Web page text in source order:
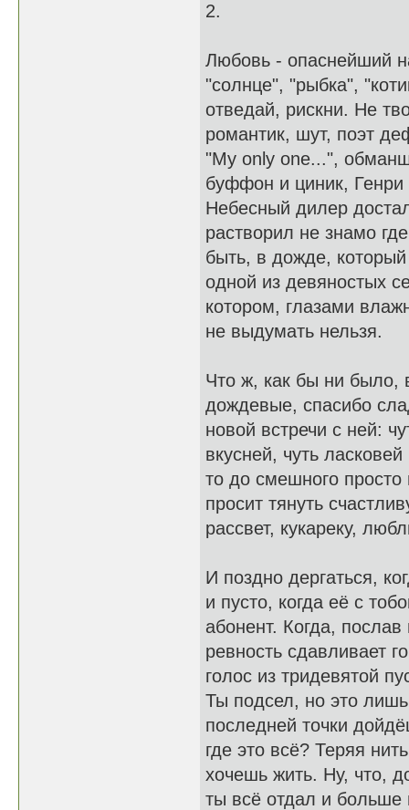
2.
Любовь - опаснейший
"солнце", "рыбка",
отведай, рискни. Не
романтик, шут, поэт
"My only one...",
буффон и циник,
Небесный дилер
растворил не знамо
быть, в дожде,
одной из девяностых
котором, глазами
не выдумать нельзя.
Что ж, как бы ни было,
дождевые, спасибо
новой встречи с ней:
вкусней, чуть
то до смешного
просит тянуть
рассвет, кукареку,
И поздно дергаться,
и пусто, когда её с
абонент. Когда,
ревность сдавливает
голос из тридевятой
Ты подсел, но это
последней точки
где это всё? Теряя
хочешь жить. Ну, что,
ты всё отдал и больше